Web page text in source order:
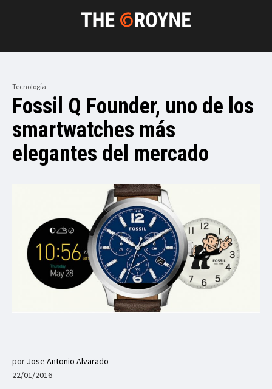
Tecnología
Fossil Q Founder, uno de los
smartwatches más
elegantes del mercado
por Jose Antonio Alvarado
22/01/2016